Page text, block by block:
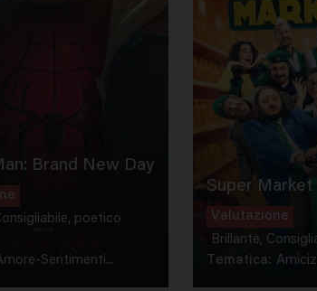
Brand New Day
poetico
Sentimenti...
Super Market
Valutazione
Brillante,
Tematica: